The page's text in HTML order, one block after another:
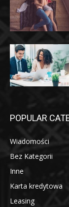
POPULAR
Wiadomości
Bez Kategorii
Inne
Karta kredytowa
Leasing